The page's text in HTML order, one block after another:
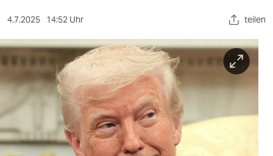
sport
berlin
nord
wahrheit
verlag
verlag
4.7.2025 14:52 Uhr teilen